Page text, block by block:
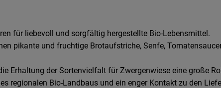
für liebevoll und sorgfältig hergestellte Bio-Lebensmittel.
pikante und fruchtige Brotaufstriche, Senfe,
Erhaltung der Sortenvielfalt für Zwergenwiese eine große
regionalen Bio-Landbaus und ein enger Kontakt zu den